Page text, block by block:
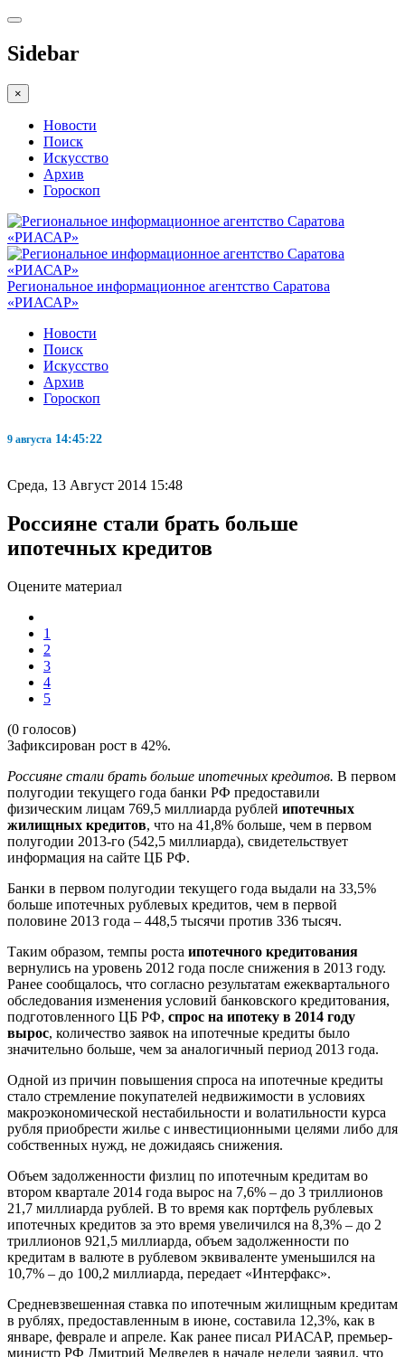
Sidebar
×
Новости
Поиск
Искусство
Архив
Гороскоп
Региональное информационное агентство Саратова
«РИАСАР»
Новости
Поиск
Искусство
Архив
Гороскоп
9 августа 14:45:23
Среда, 13 Август 2014 15:48
Россияне стали брать больше
ипотечных кредитов
Оцените материал
1
2
3
4
5
(0 голосов)
Зафиксирован рост в 42%.
Россияне стали брать больше ипотечных кредитов. В первом
полугодии текущего года банки РФ предоставили
физическим лицам 769,5 миллиарда рублей ипотечных
жилищных кредитов, что на 41,8% больше, чем в первом
полугодии 2013-го (542,5 миллиарда), свидетельствует
информация на сайте ЦБ РФ.
Банки в первом полугодии текущего года выдали на 33,5%
больше ипотечных рублевых кредитов, чем в первой
половине 2013 года – 448,5 тысячи против 336 тысяч.
Таким образом, темпы роста ипотечного кредитования
вернулись на уровень 2012 года после снижения в 2013 году.
Ранее сообщалось, что согласно результатам ежеквартального
обследования изменения условий банковского кредитования,
подготовленного ЦБ РФ, спрос на ипотеку в 2014 году
вырос, количество заявок на ипотечные кредиты было
значительно больше, чем за аналогичный период 2013 года.
Одной из причин повышения спроса на ипотечные кредиты
стало стремление покупателей недвижимости в условиях
макроэкономической нестабильности и волатильности курса
рубля приобрести жилье с инвестиционными целями либо для
собственных нужд, не дожидаясь снижения.
Объем задолженности физлиц по ипотечным кредитам во
втором квартале 2014 года вырос на 7,6% – до 3 триллионов
21,7 миллиарда рублей. В то время как портфель рублевых
ипотечных кредитов за это время увеличился на 8,3% – до 2
триллионов 921,5 миллиарда, объем задолженности по
кредитам в валюте в рублевом эквиваленте уменьшился на
10,7% – до 100,2 миллиарда, передает «Интерфакс».
Средневзвешенная ставка по ипотечным жилищным кредитам
в рублях, предоставленным в июне, составила 12,3%, как в
январе, феврале и апреле. Как ранее писал РИАСАР, премьер-
министр РФ Дмитрий Медведев в начале недели заявил, что